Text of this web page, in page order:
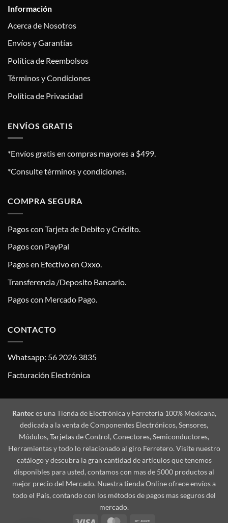
Información
Acerca de Nosotros
Envíos y Garantías
Política de Reembolsos
Términos y Condiciones
Política de Privacidad
ENVÍOS GRATIS
*Envíos gratis en compras mayores a $499.
*Consulte términos y condiciones.
COMPRA SEGURA
Pagos con Tarjeta de Debito y Crédito.
Pagos con PayPal
Pagos en Efectivo en Oxxo.
Transferencia /Deposito Bancario.
Pagos con Mercado Pago.
CONTACTO
Whatsapp: 56 2026 3835
Facturación Electrónica
Ranteces una Tienda de Electrónica y Ferretería 100% Mexicana,
dedicada a la venta de Componentes Electrónicos, Sensores,
Módulos, Tarjetas de Control, Conectores, Semiconductores,
Herramientas y todo lo relacionado al giro Ferretero. Visite nuestro
catálogo y descubra la gran cantidad de artículos que tenemos
disponibles para usted, contamos con mas de 5000 productos al
mejor precio del Mercado. Nuestra tienda Online ofrece envíos a
todo el País, contando con los métodos de pagos mas seguros del
mercado.
Visa
MasterCard